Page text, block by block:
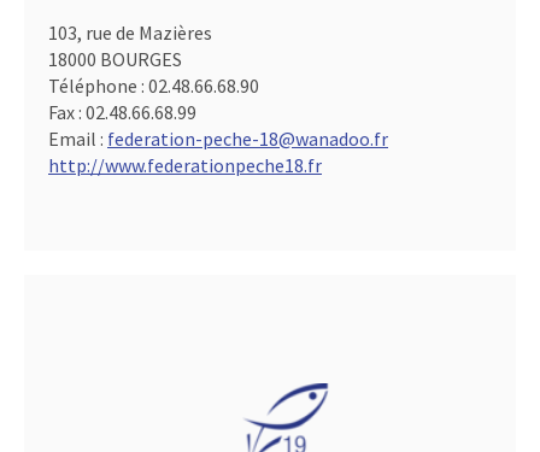
103, rue de Mazières
18000 BOURGES
Téléphone : 02.48.66.68.90
Fax : 02.48.66.68.99
Email : federation-peche-18@wanadoo.fr
http://www.federationpeche18.fr